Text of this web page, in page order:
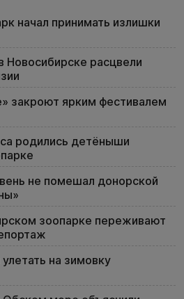
начал принимать излишки
Новосибирске расцвели
закроют ярким фестивалем
родились детёныши
не помешал донорской
зоопарке переживают
на зимовку